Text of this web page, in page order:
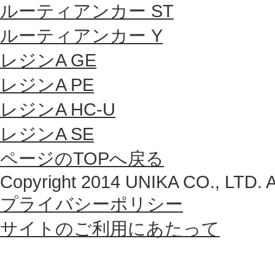
ルーティアンカー ST
ルーティアンカー Y
レジンA GE
レジンA PE
レジンA HC-U
レジンA SE
ページのTOPへ戻る
Copyright 2014 UNIKA CO., LTD.
プライバシーポリシー
サイトのご利用にあたって